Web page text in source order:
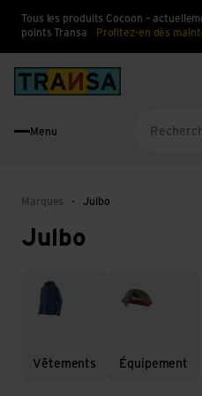
Tous les produits Cocoon –
points Transa
Profitez-en dès
Menu
Marques Julbo
Julbo
Vêtements
Vêtements
Équipement